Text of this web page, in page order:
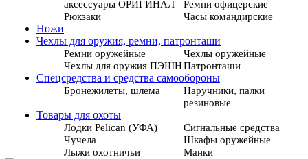
аксессуары ОРИГИНАЛ
Ремни офицерские
Рюкзаки
Часы командирские
Ножи
Чехлы для оружия, ремни, патронташи
Ремни оружейные
Чехлы оружейные
Чехлы для оружия ПЭШНПатронташи
Спецсредства и средства самообороны
Бронежилеты, шлема
Наручники, палки
резиновые
Товары для охоты
Лодки Pelican (УФА)
Сигнальные средства
Чучела
Шкафы оружейные
Лыжи охотничьи
Манки